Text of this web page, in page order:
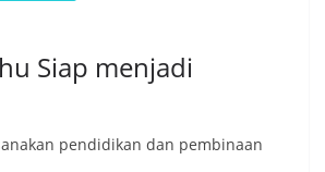
Siap menjadi
pendidikan dan pembinaan